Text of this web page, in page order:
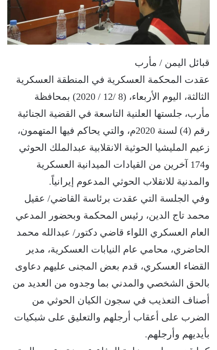
قبائل اليمن / مأرب
عقدت المحكمة العسكرية في المنطقة العسكرية
الثالثة، اليوم الأربعاء، (8 /12 / 2020) بمحافظة
مأرب، جلستها العلنية التاسعة في القضية الجنائية
رقم (4) لسنة 2020م، والتي يحاكم فيها المتهمون،
زعيم المليشيا الحوثية الانقلابية عبدالملك الحوثي
و174 آخرين من القيادات الميدانية العسكرية
والمدنية للانقلاب الحوثي المدعوم إيرانياً.
وفي الجلسة التي عقدت برئاسة القاضي/ عقيل
محمد تاج الدين، رئيس المحكمة وبحضور المدعي
العام العسكري اللواء قاضي دكتور/ عبدالله محمد
الحاضري، محامي عام النيابات العسكرية، مدير
القضاء العسكري، قدم بعض المجنى عليهم دعاوى
بالحق الشخصي والمدني بما وجدوه من العديد من
أصناف التعذيب في سجون الكيان الحوثي من
الضرب على أعقاب أرجلهم والتعليق على شبكيات
بأيديهم وأرجلهم.